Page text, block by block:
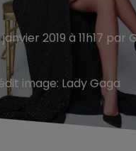
janvier 2019 à 11h17 par
image: Lady Gaga